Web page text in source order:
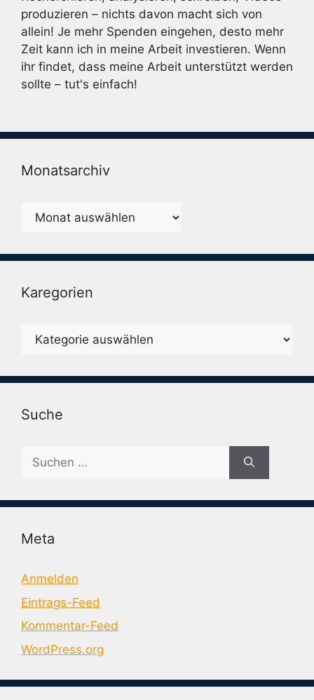
produzieren – nichts davon macht sich von
allein! Je mehr Spenden eingehen, desto mehr
Zeit kann ich in meine Arbeit investieren. Wenn
ihr findet, dass meine Arbeit unterstützt werden
sollte – tut's einfach!
Monatsarchiv
Monatsarchiv
Karegorien
Karegorien
Suche
Suche
nach:
Meta
Anmelden
Eintrags-Feed
Kommentar-Feed
WordPress.org